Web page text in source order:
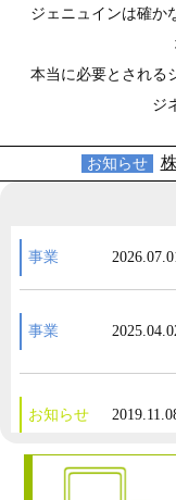
ジェニュインは確か
本当に必要とされる
ジ
お知らせ
事業
事業
お知らせ